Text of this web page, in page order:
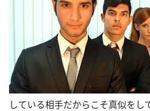
している相手だからこそ真似をし